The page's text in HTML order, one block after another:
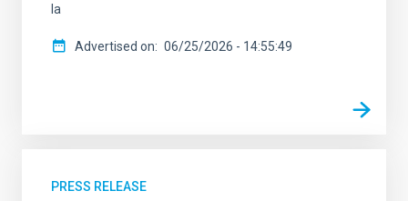
la
Advertised on 06/25/2026 - 14:55:49
PRESS RELEASE